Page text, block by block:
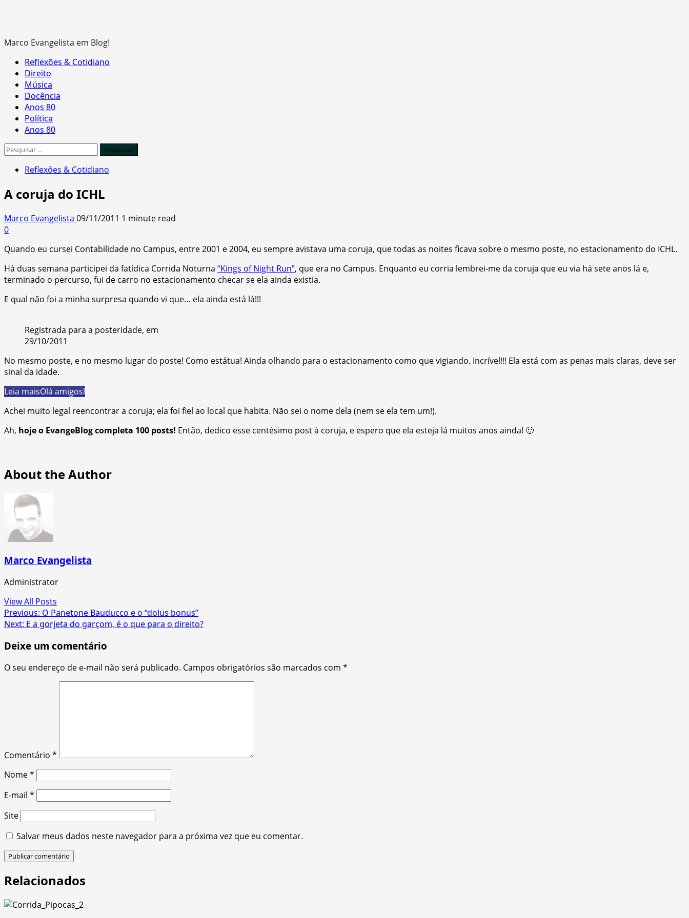
Marco Evangelista em Blog!
Primary
Menu
Reflexões & Cotidiano
Direito
Música
Docência
Anos 80
Política
Anos 80
Pesquisar
Reflexões & Cotidiano
A coruja do ICHL
Marco Evangelista 09/11/2011 1 minute read
0
Quando eu cursei Contabilidade no Campus, entre 2001 e 2004, eu sempre avistava uma coruja, que todas as noites ficava sobre o mesmo poste, no estacionamento do ICHL.
Há duas semana participei da fatídica Corrida Noturna “Kings of Night Run”, que era no Campus. Enquanto eu corria lembrei-me da coruja que eu via há sete anos lá e,
terminado o percurso, fui de carro no estacionamento checar se ela ainda existia.
E qual não foi a minha surpresa quando vi que… ela ainda está lá!!!
Registrada para a posteridade, em
29/10/2011
No mesmo poste, e no mesmo lugar do poste! Como estátua! Ainda olhando para o estacionamento como que vigiando. Incrível!!! Ela está com as penas mais claras, deve ser
sinal da idade.
Leia maisOlá amigos!
Achei muito legal reencontrar a coruja; ela foi fiel ao local que habita. Não sei o nome dela (nem se ela tem um!).
Ah, hoje o EvangeBlog completa 100 posts! Então, dedico esse centésimo post à coruja, e espero que ela esteja lá muitos anos ainda! 🙂
About the Author
Marco Evangelista
Administrator
View All Posts
Post
navigation
Previous: O Panetone Bauducco e o “dolus bonus”
Next: E a gorjeta do garçom, é o que para o direito?
Deixe um comentário
O seu endereço de e-mail não será publicado. Campos obrigatórios são marcados com *
Comentário *
Nome*
E-mail *
Site
Salvar meus dados neste navegador para a próxima vez que eu comentar.
Relacionados